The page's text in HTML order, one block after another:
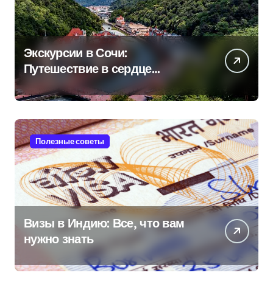
Экскурсии в Сочи:
Путешествие в сердце
Черноморского курорта
Полезные советы
Визы в Индию: Все, что вам
нужно знать